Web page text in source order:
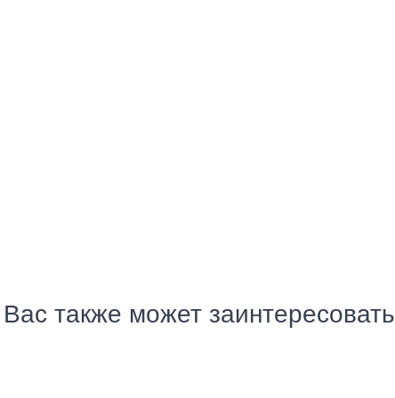
Вас также может заинтересовать